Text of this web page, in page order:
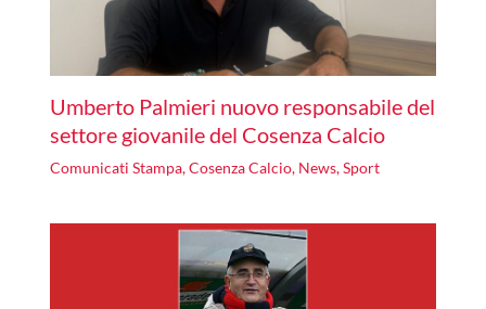
Umberto Palmieri nuovo responsabile del
settore giovanile del Cosenza Calcio
Comunicati Stampa,Cosenza Calcio, News,Sport